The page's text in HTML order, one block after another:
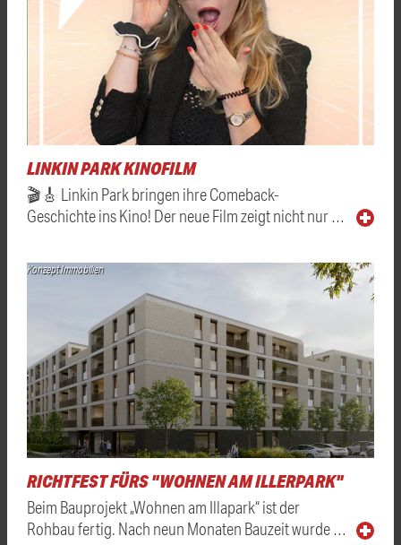
LINKIN PARK KINOFILM
🎬🎸 Linkin Park bringen ihre Comeback-
Geschichte ins Kino! Der neue Film zeigt nicht nur …
Konzept Immobilien
RICHTFEST FÜRS "WOHNEN AM ILLERPARK"
Beim Bauprojekt „Wohnen am Illapark“ ist der
Rohbau fertig. Nach neun Monaten Bauzeit wurde …